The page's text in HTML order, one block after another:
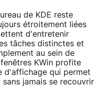
de KDE reste
étroitement liées
d'entretenir
tâches distinctes et
au sein de
KWin profite
d'affichage qui permet
jamais se recouvrir